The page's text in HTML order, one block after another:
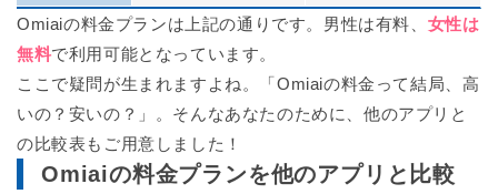
Omiaiの料金プランは上記の通りです。男性は有料、 女性は
無料で利用可能となっています。
ここで疑問が生まれますよね。「Omiaiの料金って結局、高
いの？安いの？」。そんなあなたのために、他のアプリと
の比較表もご用意しました！
Omiaiの料金プランを他のアプリと比較